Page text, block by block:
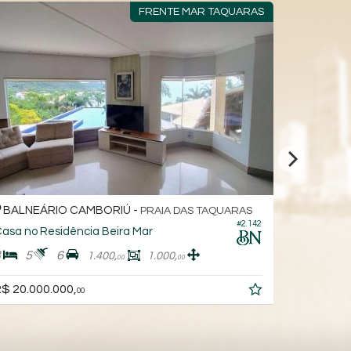
FRENTE MAR TAQUARAS
#2.142
BALNEÁRIO CAMBORIÚ - PRAIA DAS TAQUARAS
no Residência Beira Mar
5 6 1.400,00 1.000,00
20.000.000, 00